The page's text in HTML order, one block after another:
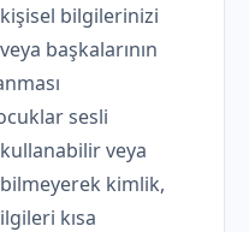
bilgilerinizi
başkalarının
sesli
veya
kimlik,
kısa